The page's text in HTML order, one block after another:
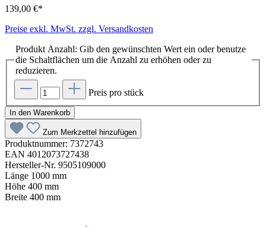
139,00 €*
Preise exkl. MwSt. zzgl. Versandkosten
Produkt Anzahl: Gib den gewünschten Wert ein oder benutze
die Schaltflächen um die Anzahl zu erhöhen oder zu
reduzieren.
Preis pro stück
In den Warenkorb
Zum Merkzettel hinzufügen
Produktnummer: 7372743
EAN 4012073727438
Hersteller-Nr. 9505109000
Länge 1000 mm
Höhe 400 mm
Breite 400 mm